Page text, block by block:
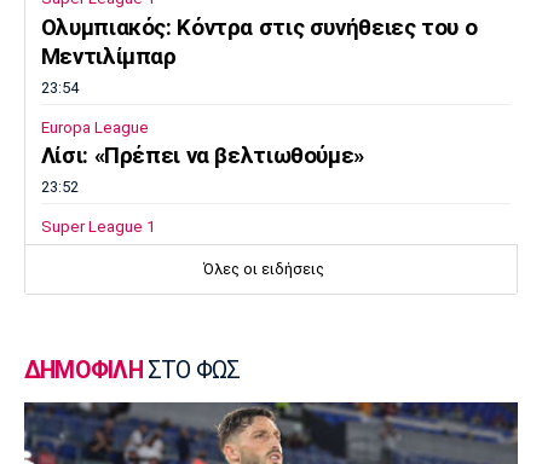
Ολυμπιακός: Κόντρα στις συνήθειες του ο
Μεντιλίμπαρ
23:54
Europa League
Λίσι: «Πρέπει να βελτιωθούμε»
23:52
Super League 1
Επιστρέφει αύριο στη Θεσσαλονίκη ο
Επίσημα στον Άρη ο Άνταμ Μοκόκα
23:35
Europa League
Όλες οι ειδήσεις
ΔΗΜΟΦΙΛΗ ΣΤΟ ΦΩΣ